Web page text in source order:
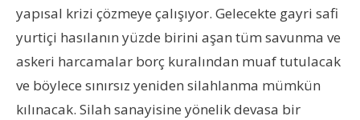
yapısal krizi çözmeye çalışıyor. Gelecekte gayri safi
yurtiçi hasılanın yüzde birini aşan tüm savunma ve
askeri harcamalar borç kuralından muaf tutulacak
ve böylece sınırsız yeniden silahlanma mümkün
kılınacak. Silah sanayisine yönelik devasa bir